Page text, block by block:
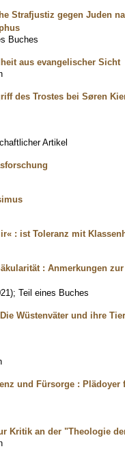
Strafjustiz gegen Juden
Buches
aus evangelischer Sicht
des Trostes bei Søren
Artikel
: ist Toleranz mit
: Anmerkungen
); Teil eines Buches
Wüstenväter und ihre
und Fürsorge :
Kritik an der "Theologie